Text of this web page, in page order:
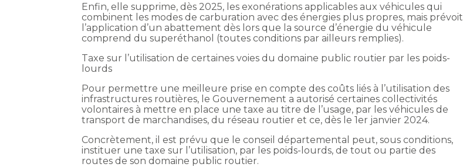
Enfin, elle supprime, dès 2025, les exonérations applicables aux véhicules qui
combinent les modes de carburation avec des énergies plus propres, mais prévoit
l’application d’un abattement dès lors que la source d’énergie du véhicule
comprend du superéthanol (toutes conditions par ailleurs remplies).
Taxe sur l’utilisation de certaines voies du domaine public routier par les poids-
lourds
Pour permettre une meilleure prise en compte des coûts liés à l’utilisation des
infrastructures routières, le Gouvernement a autorisé certaines collectivités
volontaires à mettre en place une taxe au titre de l’usage, par les véhicules de
transport de marchandises, du réseau routier et ce, dès le 1er janvier 2024.
Concrètement, il est prévu que le conseil départemental peut, sous conditions,
instituer une taxe sur l’utilisation, par les poids-lourds, de tout ou partie des
routes de son domaine public routier.